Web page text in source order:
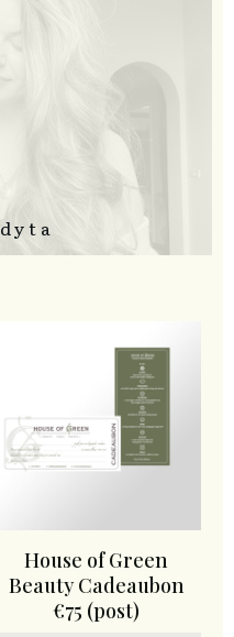
House of Green
Beauty Cadeaubon
€75 (post)